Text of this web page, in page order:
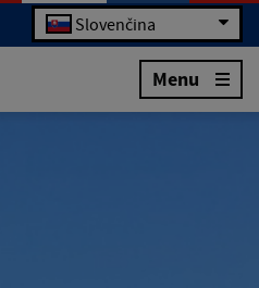
Slovenčina
Menu